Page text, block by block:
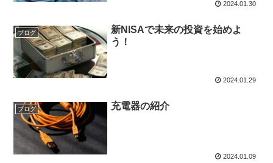
2024.01.30
ブログ
新NISAで未来の投資を始めよ
う！
2024.01.29
ブログ 充電器の紹介
2024.01.09